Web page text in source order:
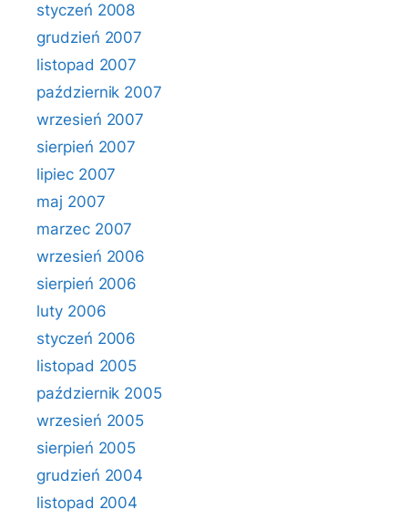
styczeń 2008
grudzień 2007
listopad 2007
październik 2007
wrzesień 2007
sierpień 2007
lipiec 2007
maj 2007
marzec 2007
wrzesień 2006
sierpień 2006
luty 2006
styczeń 2006
listopad 2005
październik 2005
wrzesień 2005
sierpień 2005
grudzień 2004
listopad 2004